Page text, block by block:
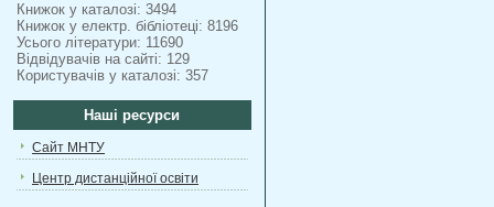
Книжок у каталозі: 3494
Книжок у електр. бібліотеці: 8196
Усього літератури: 11690
Відвідувачів на сайті: 129
Користувачів у каталозі: 357
Наші ресурси
Сайт МНТУ
Центр дистанційної освіти